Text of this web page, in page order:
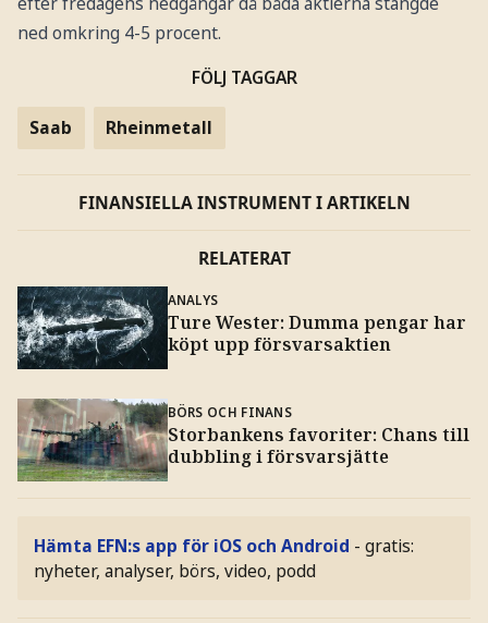
ned omkring 4-5 procent.
FÖLJ TAGGAR
Saab Rheinmetall
FINANSIELLA INSTRUMENT I ARTIKELN
RELATERAT
ANALYS
Ture Wester: Dumma pengar har
köpt upp försvarsaktien
BÖRS OCH FINANS
Storbankens favoriter: Chans till
dubbling i försvarsjätte
Hämta EFN:s app för iOS och Android - gratis:
nyheter, analyser, börs, video, podd